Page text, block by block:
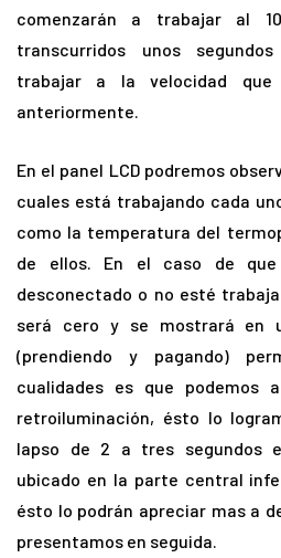
comenzarán a trabajar al
transcurridos unos
trabajar a la velocidad
anteriormente.
En el panel LCD podremos
cuales está trabajando cada
como la temperatura del
de ellos. En el caso de
desconectado o no esté
será cero y se mostrará en
(prendiendo y pagando)
cualidades es que podemos
retroiluminación, ésto lo
lapso de 2 a tres segundos
ubicado en la parte central
ésto lo podrán apreciar mas a
presentamos en seguida.